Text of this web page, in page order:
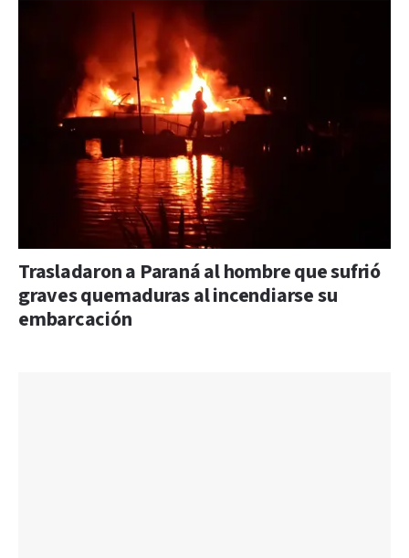
Trasladaron a Paraná al hombre que sufrió
graves quemaduras al incendiarse su
embarcación